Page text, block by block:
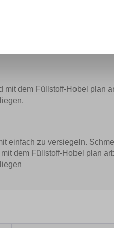
dem Füllstoff-Hobel plan
einfach zu versiegeln.
dem Füllstoff-Hobel plan